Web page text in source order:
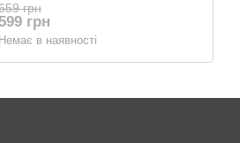
грн
599 грн
Немає в наявності